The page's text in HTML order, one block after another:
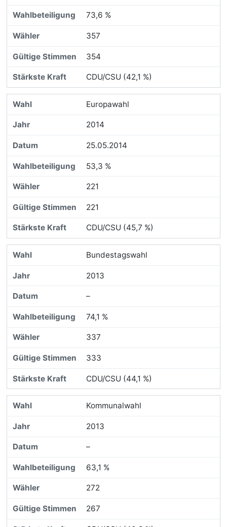
73,6 %
357
354
CDU/CSU (42,1 %)
Europawahl
2014
25.05.2014
53,3 %
221
221
CDU/CSU (45,7 %)
Bundestagswahl
2013
–
74,1 %
337
333
CDU/CSU (44,1 %)
Kommunalwahl
2013
–
63,1 %
272
267